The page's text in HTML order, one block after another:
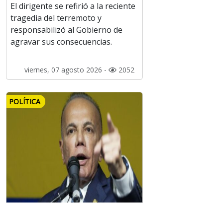
El dirigente se refirió a la reciente
tragedia del terremoto y
responsabilizó al Gobierno de
agravar sus consecuencias.
viernes, 07 agosto 2026 - 2052
POLÍTICA